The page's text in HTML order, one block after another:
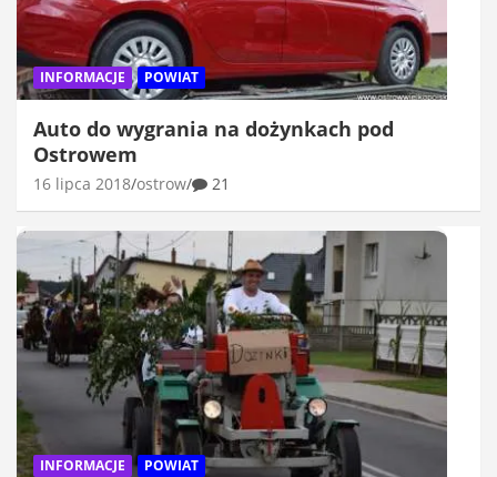
INFORMACJE POWIAT
Auto do wygrania na dożynkach pod
Ostrowem
16 lipca 2018 ostrow 21
INFORMACJE POWIAT